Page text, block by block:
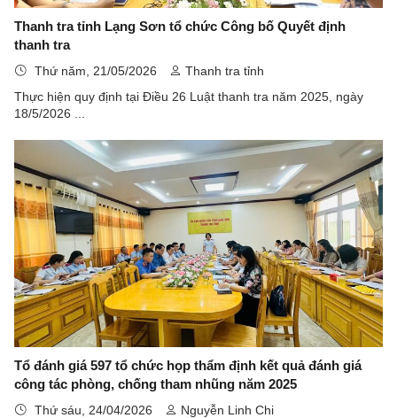
Thanh tra tỉnh Lạng Sơn tổ chức Công bố Quyết định
thanh tra
Thứ năm, 21/05/2026
Thanh tra tỉnh
Thực hiện quy định tại Điều 26 Luật thanh tra năm 2025, ngày
18/5/2026 ...
Tổ đánh giá 597 tổ chức họp thẩm định kết quả đánh giá
công tác phòng, chống tham nhũng năm 2025
Thứ sáu, 24/04/2026
Nguyễn Linh Chi